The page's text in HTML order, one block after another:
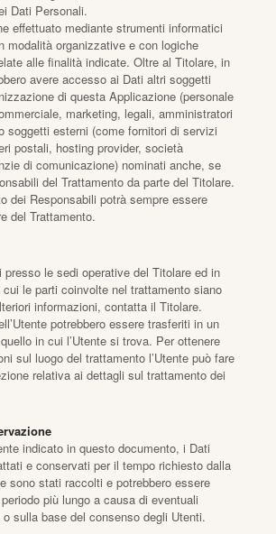
Dati Personali.
effettuato mediante strumenti informatici
modalità organizzative e con logiche
alle finalità indicate. Oltre al Titolare, in
avere accesso ai Dati altri soggetti
di questa Applicazione (personale
marketing, legali, amministratori
soggetti esterni (come fornitori di servizi
postali, hosting provider, società
di comunicazione) nominati anche, se
del Trattamento da parte del Titolare.
dei Responsabili potrà sempre essere
del Trattamento.
le sedi operative del Titolare ed in
le parti coinvolte nel trattamento siano
informazioni, contatta il Titolare.
potrebbero essere trasferiti in un
in cui l’Utente si trova. Per ottenere
sul luogo del trattamento l’Utente può fare
relativa ai dettagli sul trattamento dei
indicato in questo documento, i Dati
e conservati per il tempo richiesto dalla
sono stati raccolti e potrebbero essere
più lungo a causa di eventuali
sulla base del consenso degli Utenti.